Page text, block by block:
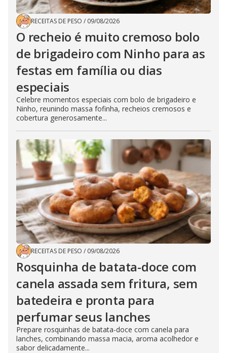
RECEITAS DE PESO / 09/08/2026
O recheio é muito cremoso bolo
de brigadeiro com Ninho para as
festas em família ou dias
especiais
Celebre momentos especiais com bolo de brigadeiro e
Ninho, reunindo massa fofinha, recheios cremosos e
cobertura generosamente...
RECEITAS DE PESO / 09/08/2026
Rosquinha de batata-doce com
canela assada sem fritura, sem
batedeira e pronta para
perfumar seus lanches
Prepare rosquinhas de batata-doce com canela para
lanches, combinando massa macia, aroma acolhedor e
sabor delicadamente...